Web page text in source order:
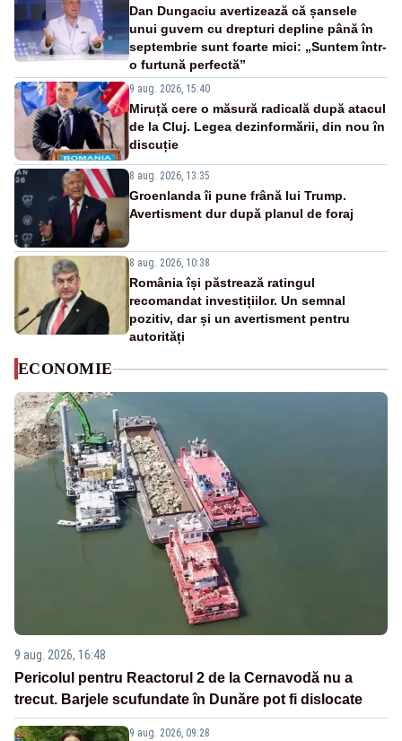
Dan Dungaciu avertizează că șansele
unui guvern cu drepturi depline până în
septembrie sunt foarte mici: „Suntem într-
o furtună perfectă”
9 aug. 2026, 15:40
Miruță cere o măsură radicală după atacul
de la Cluj. Legea dezinformării, din nou în
discuție
8 aug. 2026, 13:35
Groenlanda îi pune frână lui Trump.
Avertisment dur după planul de foraj
8 aug. 2026, 10:38
România își păstrează ratingul
recomandat investițiilor. Un semnal
pozitiv, dar și un avertisment pentru
autorități
ECONOMIE
9 aug. 2026, 16:48
Pericolul pentru Reactorul 2 de la Cernavodă nu a
trecut. Barjele scufundate în Dunăre pot fi dislocate
9 aug. 2026, 09:28